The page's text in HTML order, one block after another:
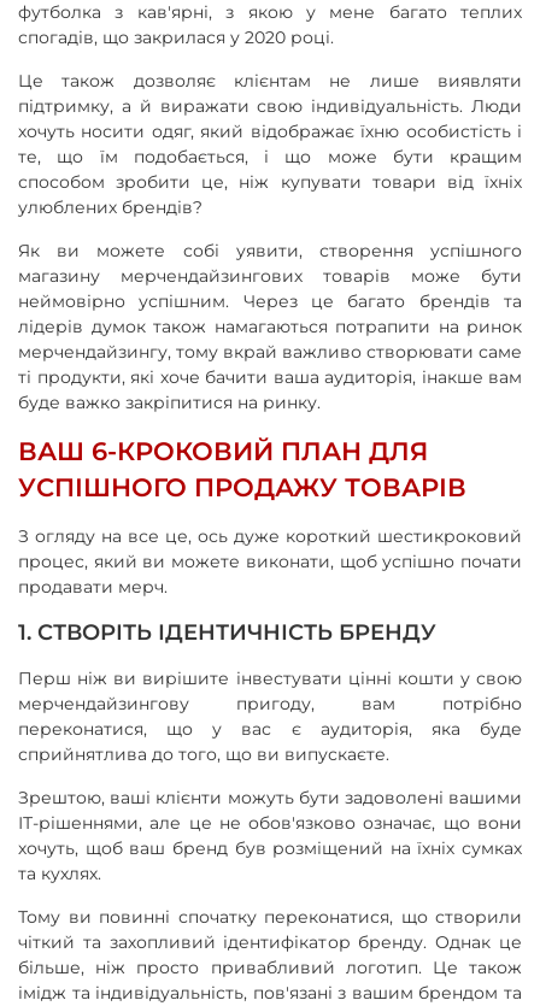
футболка з кав'ярні, з якою у мене багато теплих
спогадів, що закрилася у 2020 році.
Це також дозволяє клієнтам не лише виявляти
підтримку, а й виражати свою індивідуальність. Люди
хочуть носити одяг, який відображає їхню особистість і
те, що їм подобається, і що може бути кращим
способом зробити це, ніж купувати товари від їхніх
улюблених брендів?
Як ви можете собі уявити, створення успішного
магазину мерчендайзингових товарів може бути
неймовірно успішним. Через це багато брендів та
лідерів думок також намагаються потрапити на ринок
мерчендайзингу, тому вкрай важливо створювати саме
ті продукти, які хоче бачити ваша аудиторія, інакше вам
буде важко закріпитися на ринку.
ВАШ 6-КРОКОВИЙ ПЛАН ДЛЯ
УСПІШНОГО ПРОДАЖУ ТОВАРІВ
З огляду на все це, ось дуже короткий шестикроковий
процес, який ви можете виконати, щоб успішно почати
продавати мерч.
1. СТВОРІТЬ ІДЕНТИЧНІСТЬ БРЕНДУ
Перш ніж ви вирішите інвестувати цінні кошти у свою
мерчендайзингову пригоду, вам потрібно
переконатися, що у вас є аудиторія, яка буде
сприйнятлива до того, що ви випускаєте.
Зрештою, ваші клієнти можуть бути задоволені вашими
ІТ-рішеннями, але це не обов'язково означає, що вони
хочуть, щоб ваш бренд був розміщений на їхніх сумках
та кухлях.
Тому ви повинні спочатку переконатися, що створили
чіткий та захопливий ідентифікатор бренду. Однак це
більше, ніж просто привабливий логотип. Це також
імідж та індивідуальність, пов'язані з вашим брендом та